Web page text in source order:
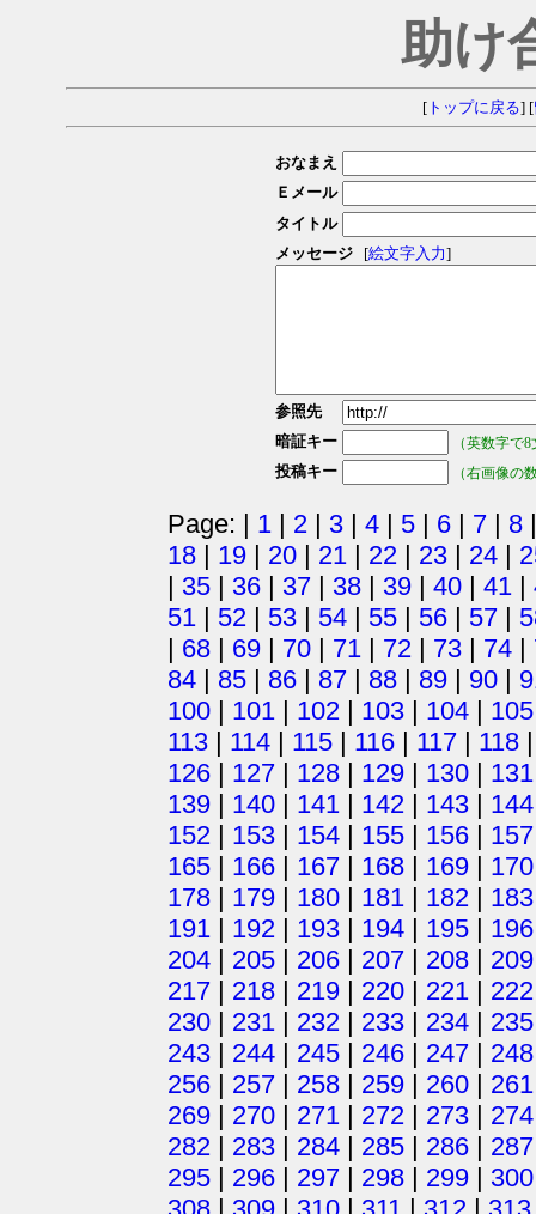
助け
[トップに戻る] [
おなまえ
Ｅメール
タイトル
メッセージ
[絵文字入力]
参照先
暗証キー
（英数字で
投稿キー （右画像の
Page: | 1 | 2 | 3 | 4 | 5 | 6 | 7 | 8
18 | 19 | 20 | 21 | 22 | 23 | 24 |
| 35 | 36 | 37 | 38 | 39 | 40 | 41 |
51 | 52 | 53 | 54 | 55 | 56 | 57 |
| 68 | 69 | 70 | 71 | 72 | 73 | 74 |
84 | 85 | 86 | 87 | 88 | 89 | 90 |
100 | 101 | 102 | 103 | 104 | 105
113 | 114 | 115 | 116 | 117 | 118
126 | 127 | 128 | 129 | 130 | 131
139 | 140 | 141 | 142 | 143 | 144
152 | 153 | 154 | 155 | 156 | 157
165 | 166 | 167 | 168 | 169 | 170
178 | 179 | 180 | 181 | 182 | 183
191 | 192 | 193 | 194 | 195 | 196
204 | 205 | 206 | 207 | 208 | 209
217 | 218 | 219 | 220 | 221 | 222
230 | 231 | 232 | 233 | 234 | 235
243 | 244 | 245 | 246 | 247 | 248
256 | 257 | 258 | 259 | 260 | 261
269 | 270 | 271 | 272 | 273 | 274
282 | 283 | 284 | 285 | 286 | 287
295 | 296 | 297 | 298 | 299 | 300